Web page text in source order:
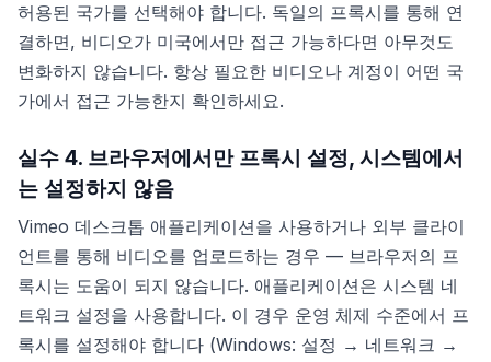
허용된 국가를 선택해야 합니다. 독일의 프록시를 통해 연
결하면, 비디오가 미국에서만 접근 가능하다면 아무것도
변화하지 않습니다. 항상 필요한 비디오나 계정이 어떤 국
가에서 접근 가능한지 확인하세요.
실수 4. 브라우저에서만 프록시 설정, 시스템에서
는 설정하지 않음
Vimeo 데스크톱 애플리케이션을 사용하거나 외부 클라이
언트를 통해 비디오를 업로드하는 경우 — 브라우저의 프
록시는 도움이 되지 않습니다. 애플리케이션은 시스템 네
트워크 설정을 사용합니다. 이 경우 운영 체제 수준에서 프
록시를 설정해야 합니다 (Windows: 설정 → 네트워크 →